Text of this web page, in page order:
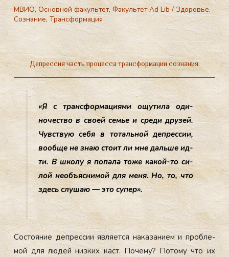
МВИО,Основной факультет,Факультет Ad Lib/Здоровье,
Сознание,Трансформация
Депрессия часть процесса трансформации сознания.
«Я с тран­сфор­ма­ци­ями ощу­тила оди­
ночес­тво в сво­ей семье и сре­ди дру­зей.
Чувс­твую се­бя в то­таль­ной деп­рессии,
во­об­ще не знаю сто­ит ли мне даль­ше ид­
ти. В шко­лу я по­пала то­же ка­кой-то си­
лой не­объ­яс­ни­мой для ме­ня. Но, то, что
здесь слу­шаю — это су­пер».
Сос­то­яние деп­рессии яв­ля­ет­ся на­каза­ни­ем и проб­ле­
мой для лю­дей низ­ких каст. По­чему? По­тому что их